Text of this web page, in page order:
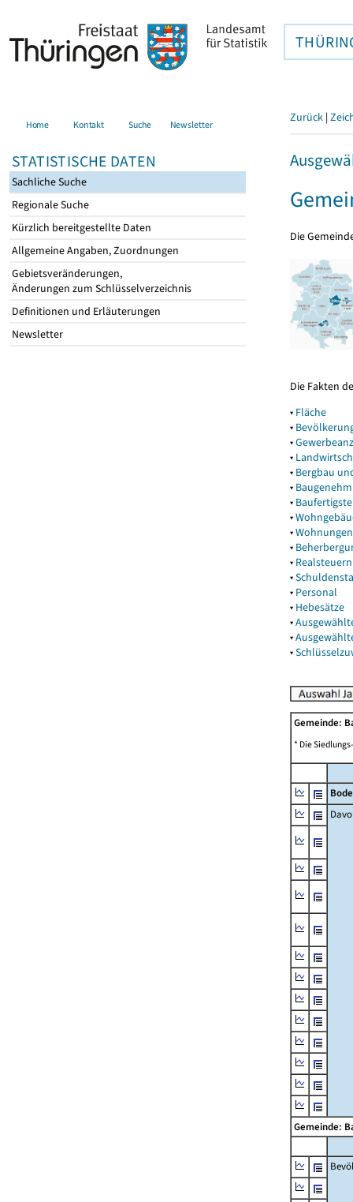
Home Kontakt Suche Newsletter
STATISTISCHE DATEN
Sachliche Suche
Regionale Suche
Kürzlich bereitgestellte Daten
Allgemeine Angaben, Zuordnungen
Gebietsveränderungen,
Änderungen zum Schlüsselverzeichnis
Definitionen und Erläuterungen
Newsletter
Zurück |
Die
Die Fakten
▾ Fläche
▾
▾
▾
▾ Bergbau
▾
▾
▾
▾Wohnungen
▾
▾ Realsteuern
▾
▾ Personal
▾ Hebesätze
▾
▾
▾
Gemeinde:
* Die
Gemeinde: